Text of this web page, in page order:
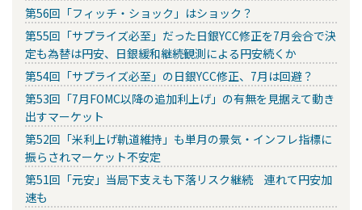
第56回「フィッチ・ショック」はショック？
第55回「サプライズ必至」だった日銀YCC修正を7月会合で決
定も為替は円安、日銀緩和継続観測による円安続くか
第54回「サプライズ必至」の日銀YCC修正、7月は回避？
第53回「7月FOMC以降の追加利上げ」の有無を見据えて動き
出すマーケット
第52回「米利上げ軌道維持」も単月の景気・インフレ指標に
振らされマーケット不安定
第51回「元安」当局下支えも下落リスク継続 連れて円安加
速も